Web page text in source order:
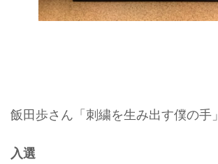
飯田歩さん「刺繍を生み出す僕の手」
入選